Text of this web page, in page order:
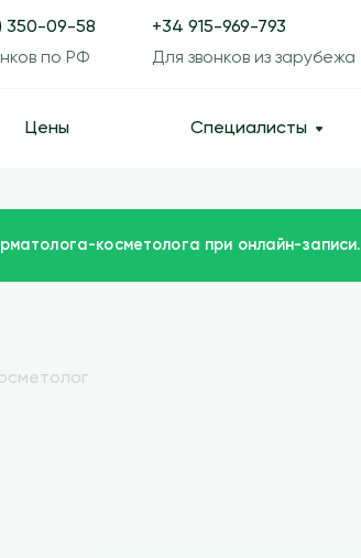
350-09-58
по РФ
+34 915-969-793
Для звонков из зарубежа
Цены Специалисты
косметолога при онлайн-записи.